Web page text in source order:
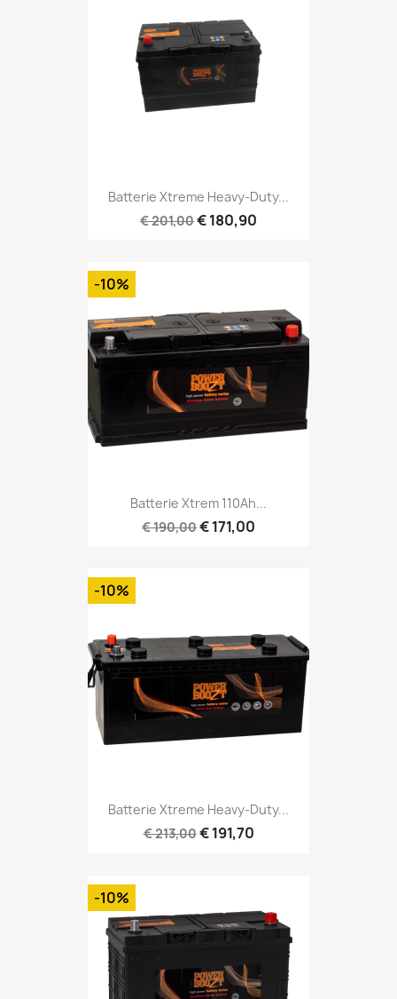
Batterie Xtreme Heavy-Duty...
€ 201,00€ 180,90
Batterie Xtrem 110Ah...
€ 190,00€ 171,00
-10%
Batterie Xtreme Heavy-Duty...
€ 213,00€ 191,70
-10%
-10%